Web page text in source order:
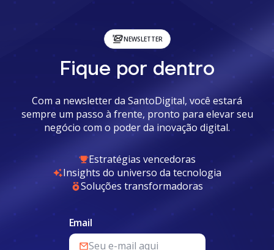
NEWSLETTER
Fique por dentro
Com a newsletter da SantoDigital, você estará
sempre um passo à frente, pronto para elevar seu
negócio com o poder da inovação digital.
Estratégias vencedoras
Insights do universo da tecnologia
Soluções transformadoras
Email